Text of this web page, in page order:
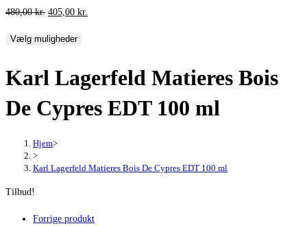
480,00kr. Den
pris
480,00 kr..
405,00 kr.
405,00 kr..
Vælg muligheder
Karl Lagerfeld Matieres Bois
De Cypres EDT 100 ml
Hjem>
>
Karl Lagerfeld Matieres Bois De Cypres EDT 100 ml
Tilbud!
Forrige produkt